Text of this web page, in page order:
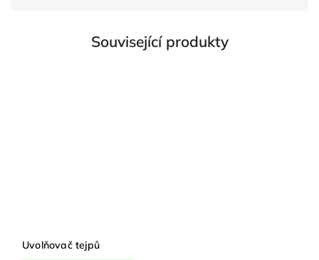
Související produkty
Uvolňovač tejpů